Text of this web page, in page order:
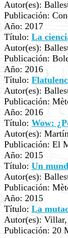
Autor(es):
Publicación:
Año: 2017
Título: La
Autor(es):
Publicación:
Año: 2016
Título:
Autor(es):
Publicación:
Año: 2016
Título: Wow:
Autor(es):
Publicación: El
Año: 2015
Título: Un
Autor(es):
Publicación:
Año: 2015
Título: La
Autor(es):
Publicación: 20